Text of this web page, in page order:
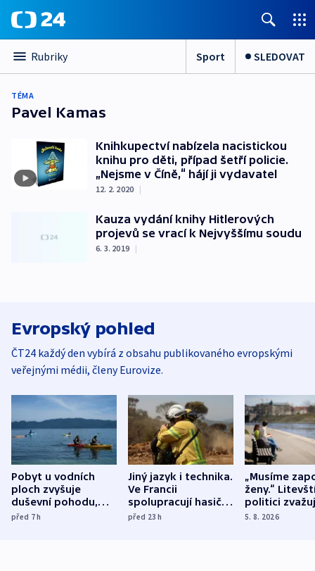
Rubriky Sport SLEDOVAT
TÉMA
Pavel Kamas
Knihkupectví nabízela nacistickou
knihu pro děti, případ šetří policie.
„Nejsme v Číně,“ hájí ji vydavatel
12. 2. 2020 |
Kauza vydání knihy Hitlerových
projevů se vrací k Nejvyššímu soudu
6. 3. 2019 |
Evropský pohled
ČT24 každý den vybírá z obsahu publikovaného evropskými
veřejnými médii, členy Eurovize.
Pobyt u vodních
ploch zvyšuje
duševní pohodu,
ukázala
před 7h
Jiný jazyk i technika.
Ve Francii
spolupracují hasiči z
různých zemí
před 23h
„Musíme
ženy.“
politici
dohodu o
5. 8. 2026